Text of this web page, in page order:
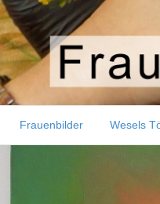
Frauenbilder Wesels